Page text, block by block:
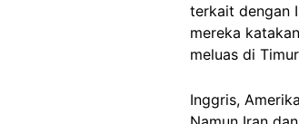
terkait dengan
mereka
meluas di
Inggris,